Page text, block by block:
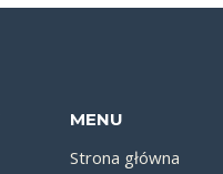
MENU
Strona główna